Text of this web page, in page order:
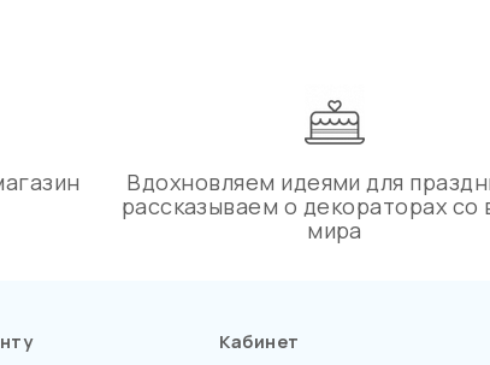
Вдохновляем идеями для
рассказываем о декораторах со
мира
Кабинет